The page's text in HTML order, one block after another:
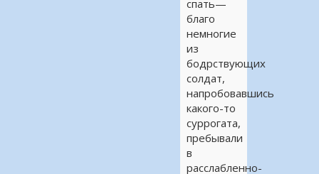
спать—
благо
немногие
из
бодрствующих
солдат,
напробовавшись
какого-то
суррогата,
пребывали
в
расслабленно-